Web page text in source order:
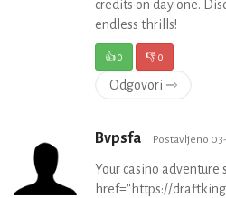
credits on day one.
endless thrills!
👍0 👎0
Odgovori ⇾
Bvpsfa Postavljeno
Your casino adventure
href="https://